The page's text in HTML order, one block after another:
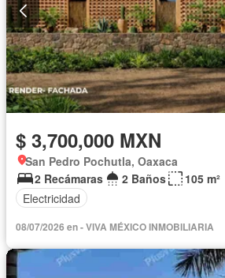
$ 3,700,000 MXN
San Pedro Pochutla, Oaxaca
2 Recámaras
2 Baños
105 m²
Electricidad
08/07/2026 en - VIVA MÉXICO INMOBILIARIA